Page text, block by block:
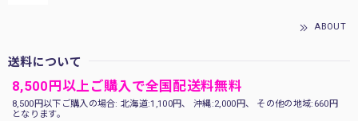
ABOUT
送料について
8,500円以上ご購入で全国配送料無料
8,500円以下ご購入の場合: 北海道:1,100円、 沖縄:2,000円、 その他の地域:660円
となります。